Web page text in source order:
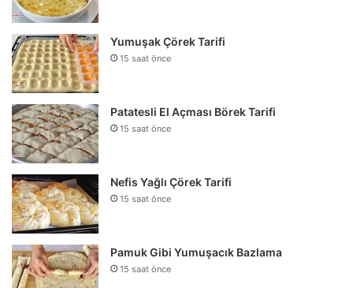
Yumuşak Çörek Tarifi
15 saat önce
Patatesli El Açması Börek Tarifi
15 saat önce
Nefis Yağlı Çörek Tarifi
15 saat önce
Pamuk Gibi Yumuşacık Bazlama
15 saat önce